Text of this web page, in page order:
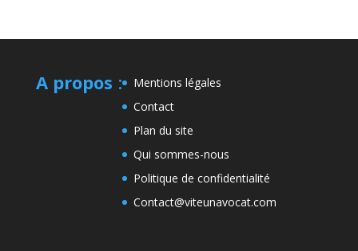
A propos :
Mentions légales
Contact
Plan du site
Qui sommes-nous
Politique de confidentialité
Contact@viteunavocat.com